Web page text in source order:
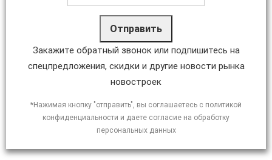
Отправить
Закажите обратный звонок или подпишитесь на
спецпредложения, скидки и другие новости рынка
новостроек
*Нажимая кнопку "отправить", вы соглашаетесь с политикой
конфиденциальности и даете согласие на обработку
персональных данных